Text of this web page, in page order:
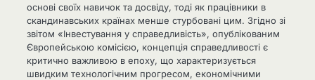
основі своїх навичок та досвіду, тоді як працівники в
скандинавських країнах менше стурбовані цим. Згідно зі
звітом «Інвестування у справедливість», опублікованим
Європейською комісією, концепція справедливості є
критично важливою в епоху, що характеризується
швидким технологічним прогресом, економічними